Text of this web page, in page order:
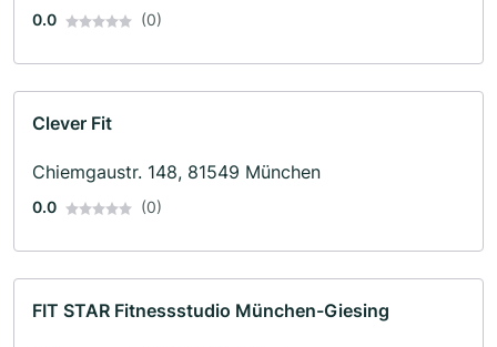
0.0 (0)
Clever Fit
Chiemgaustr. 148, 81549 München
0.0 (0)
FIT STAR Fitnessstudio München-Giesing